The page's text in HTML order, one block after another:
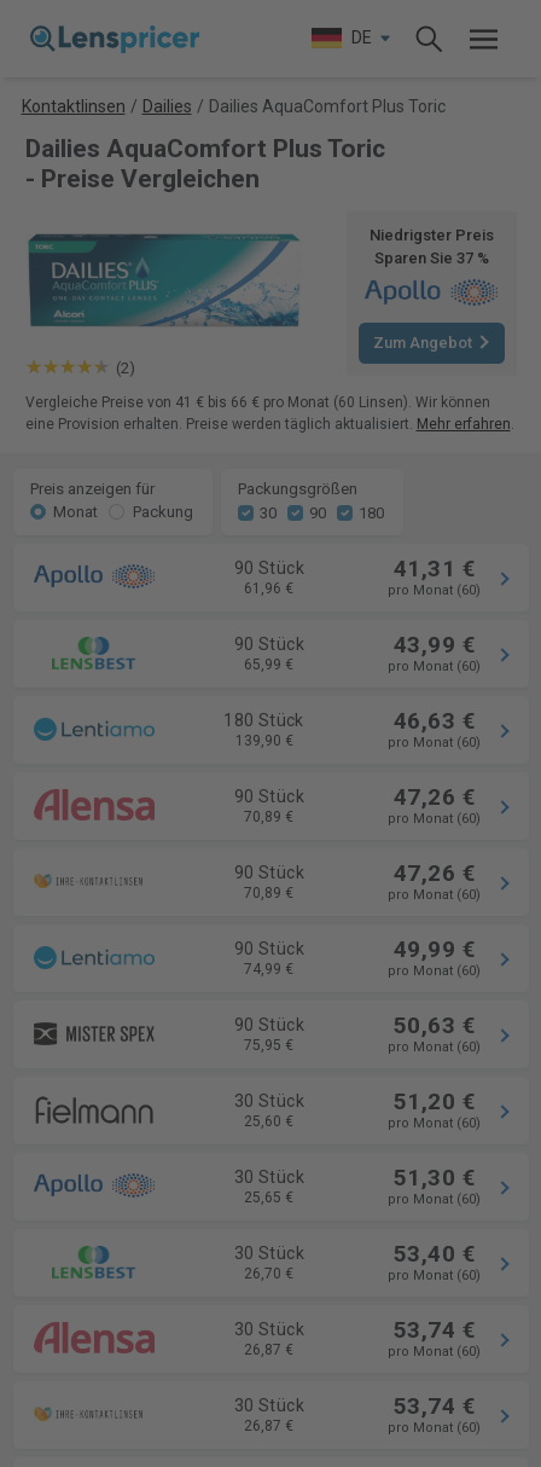
DE
Kontaktlinsen / Dailies / Dailies AquaComfort Plus Toric
Dailies AquaComfort Plus Toric
- Preise Vergleichen
(2)
Niedrigster Preis
Sparen Sie 37 %
Zum Angebot
Vergleiche Preise von 41 € bis 66 € pro Monat (60 Linsen). Wir können
eine Provision erhalten. Preise werden täglich aktualisiert. Mehr erfahren.
Preis anzeigen für
Monat
Packung
Packungsgrößen
30
90 180
90 Stück
61,96 €
41,31 €
pro Monat (60)
90 Stück
65,99 €
43,99 €
pro Monat (60)
180 Stück
139,90 €
46,63 €
pro Monat (60)
90 Stück
70,89 €
47,26 €
pro Monat (60)
90 Stück
70,89 €
47,26 €
pro Monat (60)
90 Stück
74,99 €
49,99 €
pro Monat (60)
90 Stück
75,95 €
50,63 €
pro Monat (60)
30 Stück
25,60 €
51,20 €
pro Monat (60)
30 Stück
25,65 €
51,30 €
pro Monat (60)
30 Stück
26,70 €
53,40 €
pro Monat (60)
30 Stück
26,87 €
53,74 €
pro Monat (60)
30 Stück
26,87 €
53,74 €
pro Monat (60)